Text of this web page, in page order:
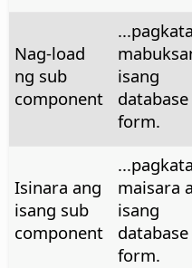
Nag-load
ng sub
component
isang
database
form.
Isinara ang
isang sub
component
maisara
isang
database
form.